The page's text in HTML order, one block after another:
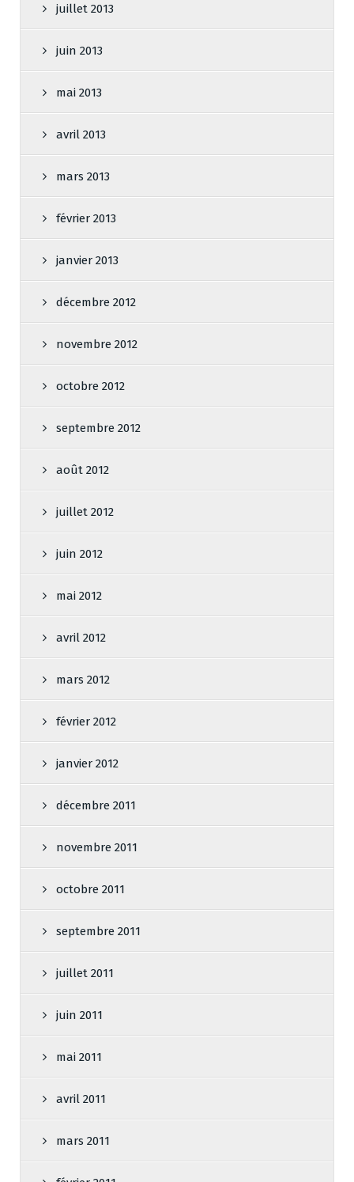
juillet 2013
juin 2013
mai 2013
avril 2013
mars 2013
février 2013
janvier 2013
décembre 2012
novembre 2012
octobre 2012
septembre 2012
août 2012
juillet 2012
juin 2012
mai 2012
avril 2012
mars 2012
février 2012
janvier 2012
décembre 2011
novembre 2011
octobre 2011
septembre 2011
juillet 2011
juin 2011
mai 2011
avril 2011
mars 2011